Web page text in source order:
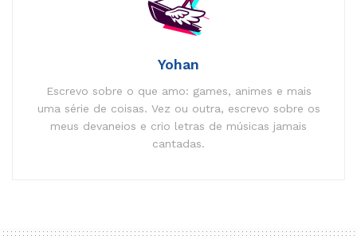
Yohan
Escrevo sobre o que amo: games, animes e mais
uma série de coisas. Vez ou outra, escrevo sobre os
meus devaneios e crio letras de músicas jamais
cantadas.